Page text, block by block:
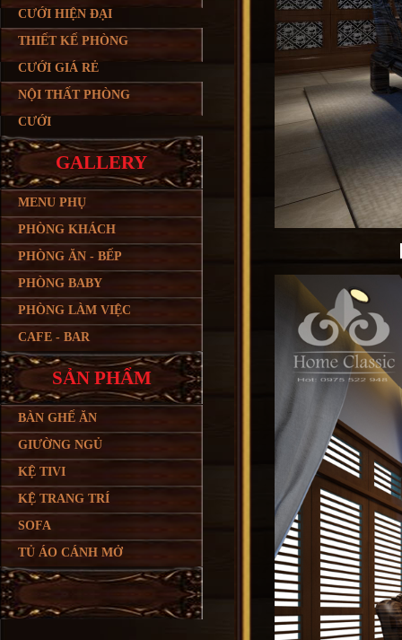
CƯỚI HIỆN ĐẠI
THIẾT KẾ PHÒNG
CƯỚI GIÁ RẺ
NỘI THẤT PHÒNG
CƯỚI
GALLERY
MENU PHỤ
PHÒNG KHÁCH
PHÒNG ĂN - BẾP
PHÒNG BABY
PHÒNG LÀM VIỆC
CAFE - BAR
SẢN PHẨM
BÀN GHẾ ĂN
GIƯỜNG NGỦ
KỆ TIVI
KỆ TRANG TRÍ
SOFA
TỦ ÁO CÁNH MỞ